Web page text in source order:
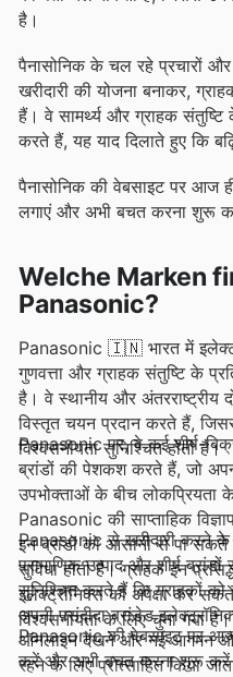
है।
पैनासोनिक के चल रहे प्रचारों और
खरीदारी की योजना बनाकर,
हैं। वे सामर्थ्य और ग्राहक संतुष्टि
करते हैं, यह याद दिलाते हुए कि
पैनासोनिक की वेबसाइट पर आज
लगाएं और अभी बचत करना शुरू
Welche Marken
Panasonic?
Panasonic 🇮🇳 भारत में
गुणवत्ता और ग्राहक संतुष्टि के
है। वे स्थानीय और अंतरराष्ट्रीय
विस्तृत चयन प्रदान करते हैं,
विश्वसनीयता सुनिश्चित होती है।
Panasonic पर, वे कई शीर्ष-
ब्रांडों की पेशकश करते हैं, जो
उपभोक्ताओं के बीच
Panasonic की साप्ताहिक
इन ब्रांडों को आसानी से पा सकते
सुविधा होती है। ग्राहक इन
इलेक्ट्रॉनिक्स की अपेक्षा कर
विश्वसनीयता के लिए चुना गया है।
Panasonic से खरीदारी करने के
प्रामाणिक उत्पाद और शीर्ष
सुनिश्चित करते हैं कि ग्राहकों
अपनी पसंदीदा ब्रांडेड
ऑनलाइन देखने और नई आगमन
रहने के लिए प्रोत्साहित किया
Panasonic की वेबसाइट पर आज
करें और अभी बचत करना शुरू